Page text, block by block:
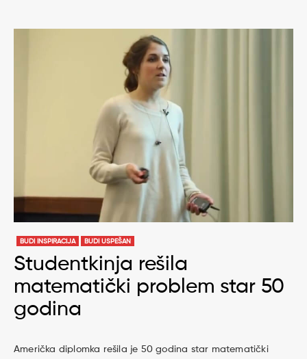
BUDI INSPIRACIJA BUDI USPEŠAN
Studentkinja rešila
matematički problem star 50
godina
Američka diplomka rešila je 50 godina star matematički